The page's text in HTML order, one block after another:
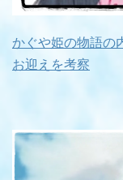
かぐや姫の物語の
お迎えを考察